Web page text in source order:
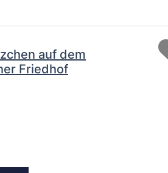
auf dem
Friedhof